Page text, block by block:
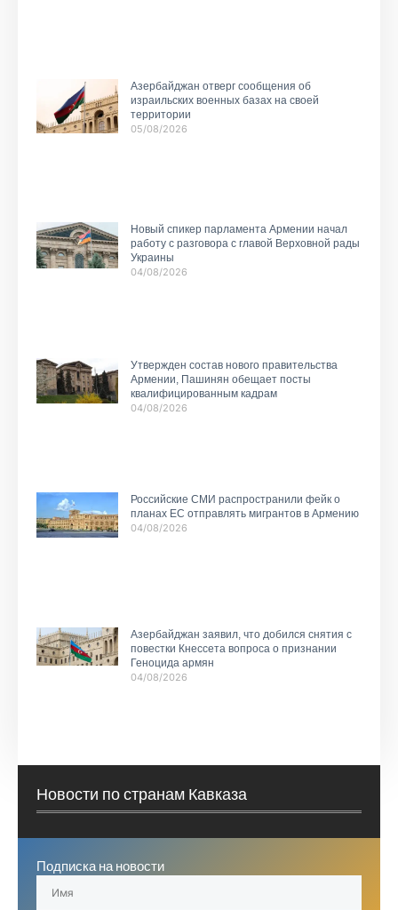
Азербайджан отверг сообщения об
израильских военных базах на своей
территории
05/08/2026
Новый спикер парламента Армении начал
работу с разговора с главой Верховной рады
Украины
04/08/2026
Утвержден состав нового правительства
Армении, Пашинян обещает посты
квалифицированным кадрам
04/08/2026
Российские СМИ распространили фейк о
планах ЕС отправлять мигрантов в Армению
04/08/2026
Азербайджан заявил, что добился снятия с
повестки Кнессета вопроса о признании
Геноцида армян
04/08/2026
Новости по странам Кавказа
Подписка на новости